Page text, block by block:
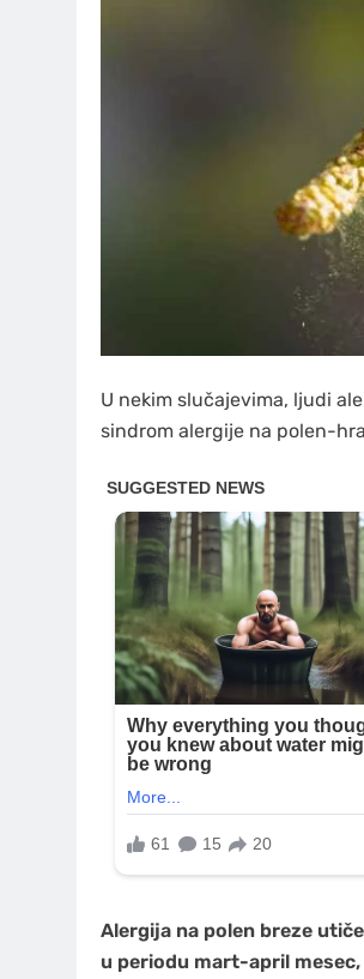
U nekim slučajevima, ljudi
sindrom alergije na polen-
Alergija na polen breze
u periodu mart-april mesec,